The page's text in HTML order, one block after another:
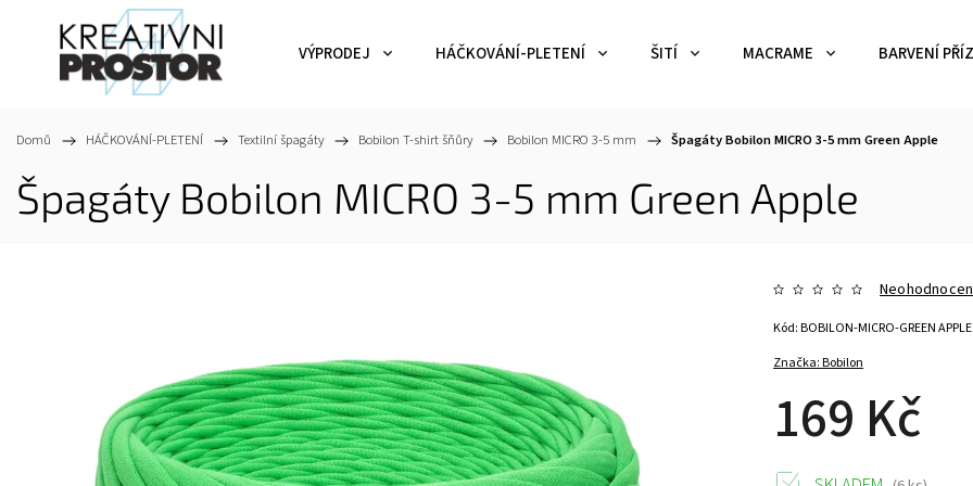
VÝPRODEJ HÁČKOVÁNÍ-PLETENÍ ŠITÍ MACRAME BARVENÍ
Domů / HÁČKOVÁNÍ-PLETENÍ / Textilní špagáty / Bobilon T-shirt šňůry / Bobilon MICRO 3-5 mm / Špagáty Bobilon MICRO 3-5 mm Green Apple
Špagáty Bobilon MICRO 3-5 mm Green Apple
Značka:Bobilon
169 Kč
Kód:BOBILON-MICRO-GREEN APPLE